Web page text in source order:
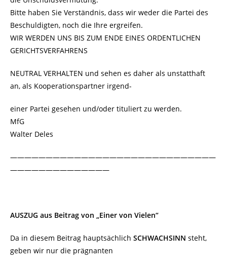
Bitte haben Sie Verständnis, dass wir weder die Partei des
Beschuldigten, noch die Ihre ergreifen.
WIR WERDEN UNS BIS ZUM ENDE EINES ORDENTLICHEN
GERICHTSVERFAHRENS
NEUTRAL VERHALTEN und sehen es daher als unstatthaft
an, als Kooperationspartner irgend-
einer Partei gesehen und/oder tituliert zu werden.
MfG
Walter Deles
—————————————————————————————
——————————————
AUSZUG aus Beitrag von „Einer von Vielen“
Da in diesem Beitrag hauptsächlich SCHWACHSINN steht,
geben wir nur die prägnanten